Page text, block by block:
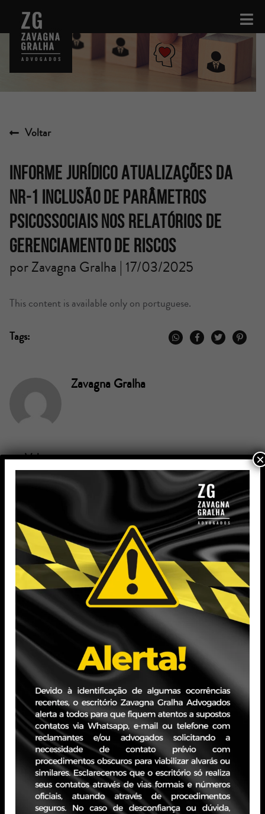
Voltar
INFORME JURÍDICO Atualizações da
NR-1 Inclusão de parâmetros
psicossociais nos relatórios de
gerenciamento de riscos
por Zavagna Gralha | 17/03/2025
This content is available only on portuguese.
Tags:
Zavagna Gralha
Voltar
PGFN PUBLICA
PORTARIA
REGULAMENTANDO
TRANSAÇÃO
TRIBUTÁRIA PARA
AUXILIAR
CONTRIBUINTES
GAÚCHOS –
TRANSAÇÃO SOS-
RS
por Zavagna Gralha
26/06/2024
LEI Nº
14.711/2023
MARCO
LEGAL DE
GARANTIAS
COM ORIGEM
NO PROJETO
DE LEI Nº
4.188/2021
por Zavagna Gralha
31/10/2023
Read more
×